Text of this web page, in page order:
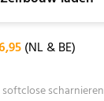
(NL & BE)
scharnieren